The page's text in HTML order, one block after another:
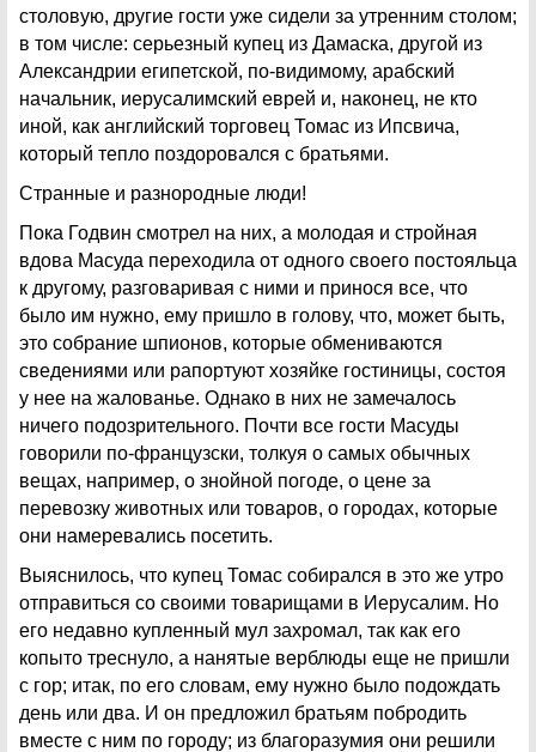
столовую, другие гости уже сидели за утренним столом;
в том числе: серьезный купец из Дамаска, другой из
Александрии египетской, по-видимому, арабский
начальник, иерусалимский еврей и, наконец, не кто
иной, как английский торговец Томас из Ипсвича,
который тепло поздоровался с братьями.
Странные и разнородные люди!
Пока Годвин смотрел на них, а молодая и стройная
вдова Масуда переходила от одного своего постояльца
к другому, разговаривая с ними и принося все, что
было им нужно, ему пришло в голову, что, может быть,
это собрание шпионов, которые обмениваются
сведениями или рапортуют хозяйке гостиницы, состоя
у нее на жалованье. Однако в них не замечалось
ничего подозрительного. Почти все гости Масуды
говорили по-французски, толкуя о самых обычных
вещах, например, о знойной погоде, о цене за
перевозку животных или товаров, о городах, которые
они намеревались посетить.
Выяснилось, что купец Томас собирался в это же утро
отправиться со своими товарищами в Иерусалим. Но
его недавно купленный мул захромал, так как его
копыто треснуло, а нанятые верблюды еще не пришли
с гор; итак, по его словам, ему нужно было подождать
день или два. И он предложил братьям побродить
вместе с ним по городу; из благоразумия они решили